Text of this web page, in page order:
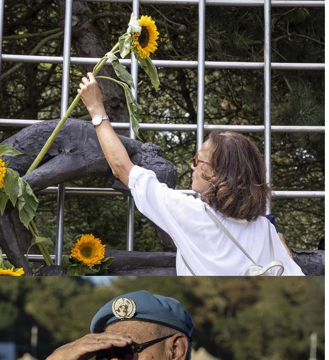
der Nederlanden en herdenken wealleslachtoffers van de oorlog
grootschalige ontheemding die volgde werken door tot op de dag van
en ook in onze samenleving als geheel.